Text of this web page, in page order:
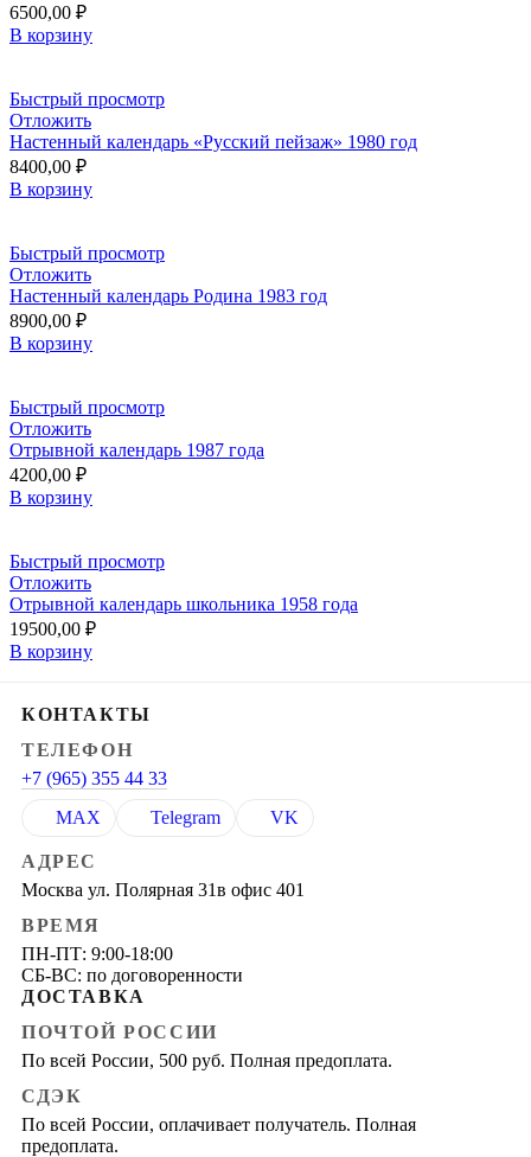
6500,00 ₽
В корзину
Быстрый просмотр
Отложить
Настенный календарь «Русский пейзаж» 1980 год
8400,00 ₽
В корзину
Быстрый просмотр
Отложить
Настенный календарь Родина 1983 год
8900,00 ₽
В корзину
Быстрый просмотр
Отложить
Отрывной календарь 1987 года
4200,00 ₽
В корзину
Быстрый просмотр
Отложить
Отрывной календарь школьника 1958 года
19500,00 ₽
В корзину
КОНТАКТЫ
ТЕЛЕФОН
+7 (965) 355 44 33
MAX
Telegram VK
АДРЕС
Москва ул. Полярная 31в офис 401
ВРЕМЯ
ПН-ПТ: 9:00-18:00
СБ-ВС: по договоренности
ДОСТАВКА
ПОЧТОЙ РОССИИ
По всей России, 500 руб. Полная предоплата.
СДЭК
По всей России, оплачивает получатель. Полная
предоплата.